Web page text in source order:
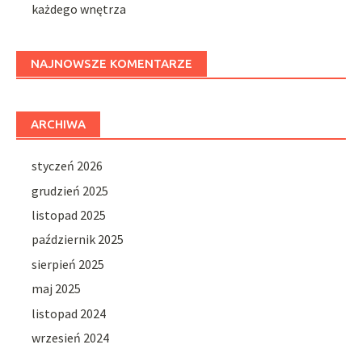
każdego wnętrza
NAJNOWSZE KOMENTARZE
ARCHIWA
styczeń 2026
grudzień 2025
listopad 2025
październik 2025
sierpień 2025
maj 2025
listopad 2024
wrzesień 2024